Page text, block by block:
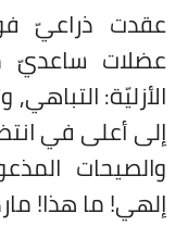
عقدت ذراعيّ
عضلات ساعديّ
الأزليّة:
إلى أعلى في
والصيحات
إلهي! ما هذا!